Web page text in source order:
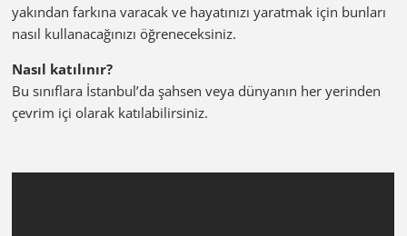
yakından farkına varacak ve hayatınızı yaratmak için bunları
nasıl kullanacağınızı öğreneceksiniz.
Nasıl katılınır?
Bu sınıflara İstanbul’da şahsen veya dünyanın her yerinden
çevrim içi olarak katılabilirsiniz.